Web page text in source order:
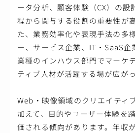
ータ分析、顧客体験（CX）の設
程から関与する役割の重要性が
た、業務効率化や表現手法の多
ー、サービス企業、IT・SaaS企
業種のインハウス部門でマーケ
ティブ人材が活躍する場が広がっ
Web・映像領域のクリエイティ
加えて、目的やユーザー体験を
価される傾向があります。年収